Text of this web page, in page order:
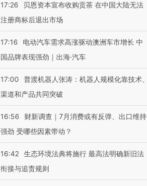
17:26
贝恩资本宣布收购贡茶 在中国大陆无法
注册商标后退出市场
17:16
电动汽车需求高涨驱动澳洲车市增长 中
国品牌表现强劲｜出海·汽车
17:00
普渡机器人张涛：机器人规模化靠技术、
渠道和产品共同突破
16:56
财新调查｜7月消费或有反弹、出口维持
强劲 受哪些因素带动？
16:42 生态环境法典将施行 最高法明确新旧法
衔接与追责规则